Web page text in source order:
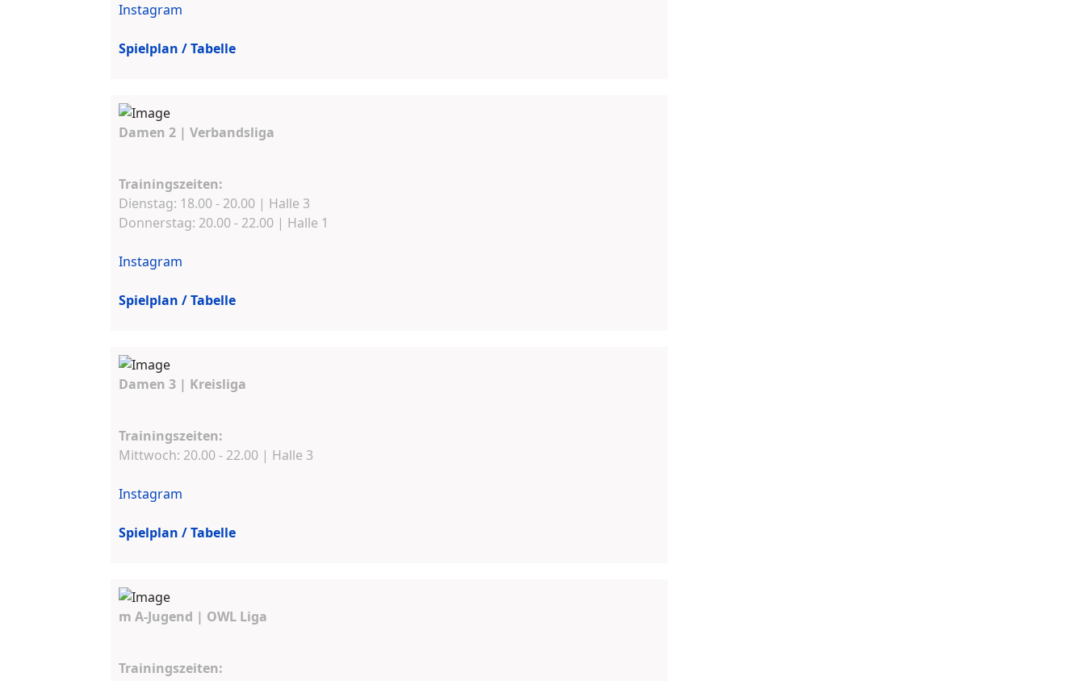
Instagram
Spielplan / Tabelle
Damen 2 | Verbandsliga
Trainingszeiten:
Dienstag: 18.00 - 20.00 | Halle 3
Donnerstag: 20.00 - 22.00 | Halle 1
Instagram
Spielplan / Tabelle
Damen 3 | Kreisliga
Trainingszeiten:
Mittwoch: 20.00 - 22.00 | Halle 3
Instagram
Spielplan / Tabelle
m A-Jugend | OWL Liga
Trainingszeiten: